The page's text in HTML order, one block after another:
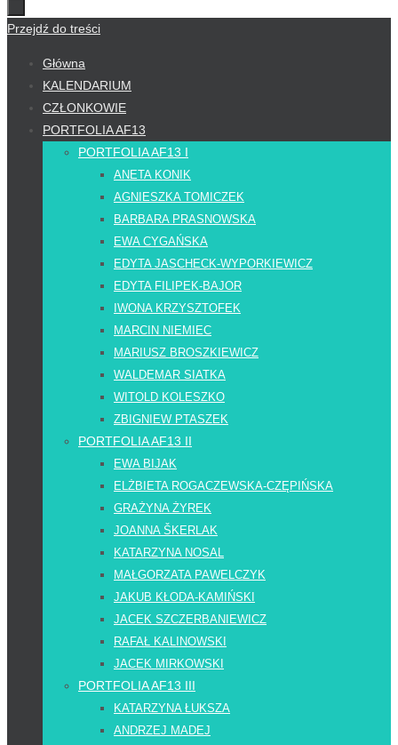
Przejdź do treści
Główna
KALENDARIUM
CZŁONKOWIE
PORTFOLIA AF13
PORTFOLIA AF13 I
ANETA KONIK
AGNIESZKA TOMICZEK
BARBARA PRASNOWSKA
EWA CYGAŃSKA
EDYTA JASCHECK-WYPORKIEWICZ
EDYTA FILIPEK-BAJOR
IWONA KRZYSZTOFEK
MARCIN NIEMIEC
MARIUSZ BROSZKIEWICZ
WALDEMAR SIATKA
WITOLD KOLESZKO
ZBIGNIEW PTASZEK
PORTFOLIA AF13 II
EWA BIJAK
ELŻBIETA ROGACZEWSKA-CZĘPIŃSKA
GRAŻYNA ŻYREK
JOANNA ŠKERLAK
KATARZYNA NOSAL
MAŁGORZATA PAWELCZYK
JAKUB KŁODA-KAMIŃSKI
JACEK SZCZERBANIEWICZ
RAFAŁ KALINOWSKI
JACEK MIRKOWSKI
PORTFOLIA AF13 III
KATARZYNA ŁUKSZA
ANDRZEJ MADEJ